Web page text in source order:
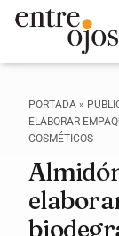
PORTADA »
ELABORAR
COSMÉTICOS